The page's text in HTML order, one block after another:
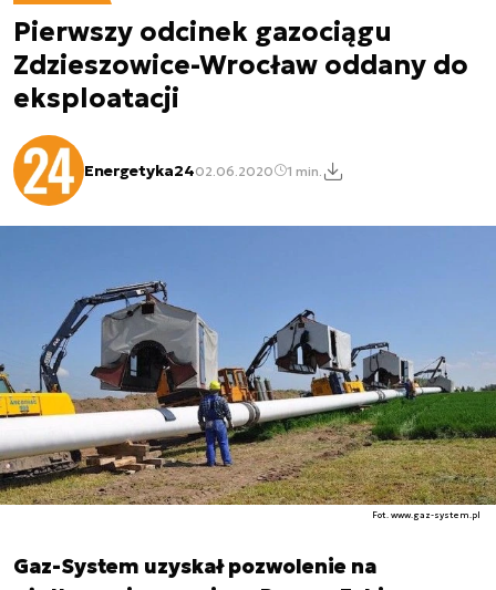
Pierwszy odcinek gazociągu
Zdzieszowice-Wrocław oddany do
eksploatacji
Energetyka2402.06.2020 1 min.
Fot. www.gaz-system.pl
Gaz-System uzyskał pozwolenie na